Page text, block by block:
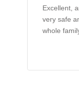
Excellent,
very safe
whole